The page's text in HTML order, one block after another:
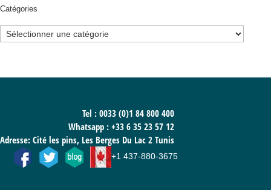
Catégories
Catégories
Tel : 0033 (0)1 84 800 400
Whatsapp : +33 6 35 23 57 12
Adresse: Cité les pins, Les Berges Du Lac 2 Tunis
+1 437-880-3675